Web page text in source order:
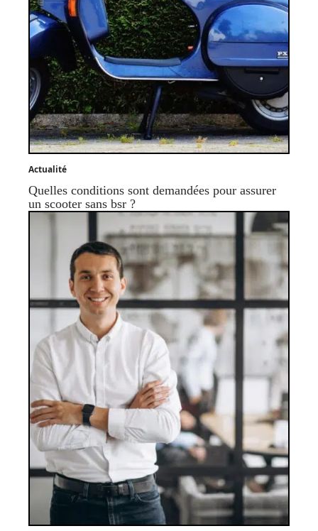
Actualité
Quelles conditions sont demandées pour assurer
un scooter sans bsr ?